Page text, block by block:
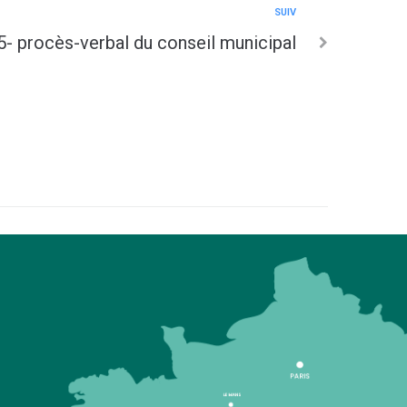
SUIV
procès-verbal du conseil municipal